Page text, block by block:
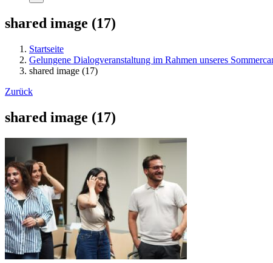
shared image (17)
Startseite
Gelungene Dialogveranstaltung im Rahmen unseres
shared image (17)
Zurück
shared image (17)